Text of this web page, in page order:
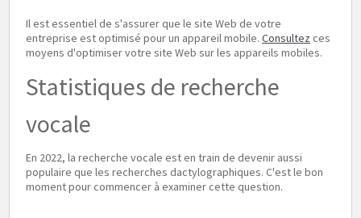
Il est essentiel de s'assurer que le site Web de votre
entreprise est optimisé pour un appareil mobile.Consultez ces
moyens d'optimiser votre site Web sur les appareils mobiles.
Statistiques de recherche
vocale
En 2022, la recherche vocale est en train de devenir aussi
populaire que les recherches dactylographiques. C'est le bon
moment pour commencer à examiner cette question.